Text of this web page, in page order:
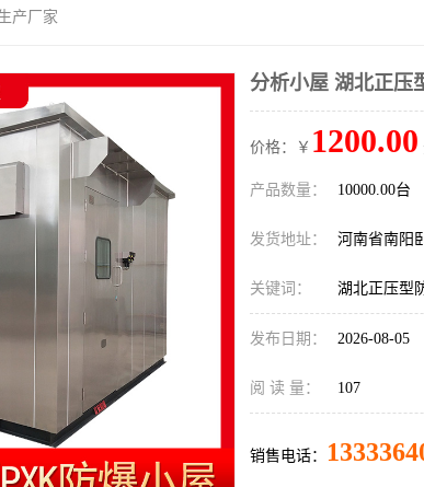
产厂家
分析小屋 湖北正压
价格：￥ 1200.00
产品数量： 10000.00台
发货地址： 河南省南阳
关键词： 湖北正压型
发布日期： 2026-08-05
阅 读 量： 107
销售电话：